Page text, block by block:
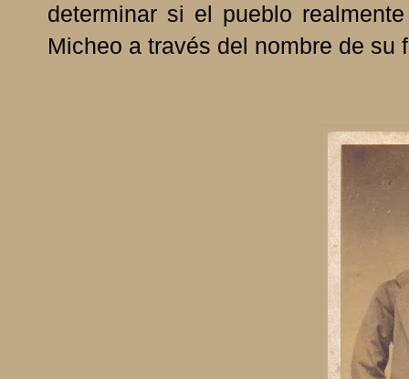
determinar si el pueblo
Micheo a través del nombre de su